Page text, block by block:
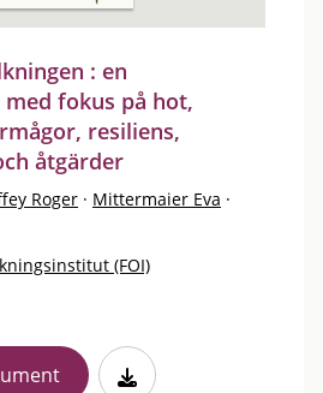
: en
fokus på hot,
resiliens,
åtgärder
Roger · Mittermaier Eva ·
(FOI)